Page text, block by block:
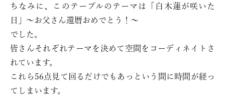
ちなみに、このテーブルのテーマは「白木蓮が咲いた
日」～お父さん還暦おめでとう！～
でした。
皆さんそれぞれテーマを決めて空間をコーディネイトさ
れています。
これら56点見て回るだけでもあっという間に時間が経っ
てしまいます。